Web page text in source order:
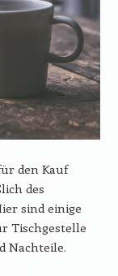
den Kauf
des
sind einige
Tischgestelle
Nachteile.